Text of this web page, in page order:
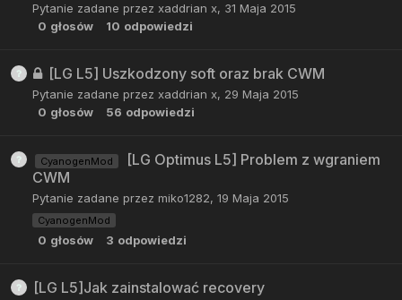
Pytanie zadane przez xaddrian x, 31 Maja 2015
0 głosów 10 odpowiedzi
[LG L5] Uszkodzony soft oraz brak CWM
Pytanie zadane przez xaddrian x, 29 Maja 2015
0 głosów 56 odpowiedzi
CyanogenMod
[LG Optimus L5] Problem z wgraniem
CWM
Pytanie zadane przez miko1282, 19 Maja 2015
CyanogenMod
0 głosów 3 odpowiedzi
[LG L5]Jak zainstalować recovery